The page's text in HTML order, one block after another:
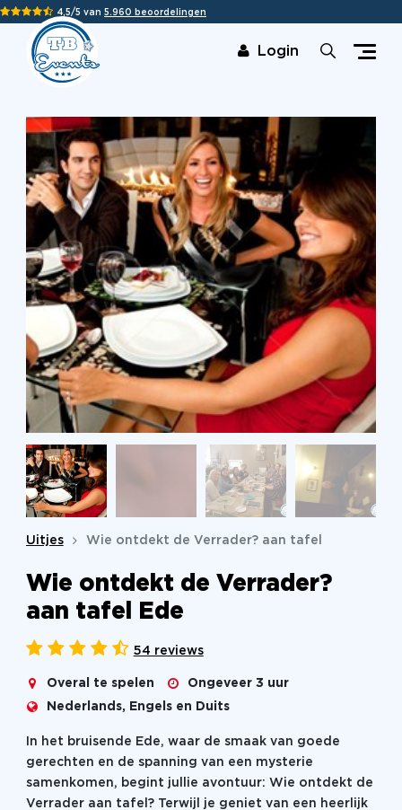
4,5/5 van 5.960 beoordelingen
Login
Uitjes Wie ontdekt de Verrader? aan tafel
Wie ontdekt de Verrader?
aan tafel Ede
54 reviews
Overal te spelen Ongeveer 3 uur
Nederlands, Engels en Duits
In het bruisende Ede, waar de smaak van goede
gerechten en de spanning van een mysterie
samenkomen, begint jullie avontuur: Wie ontdekt de
Verrader aan tafel? Terwijl je geniet van een heerlijk